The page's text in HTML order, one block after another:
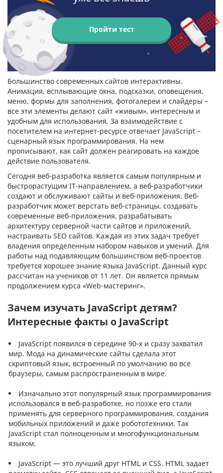
Большинство современных сайтов интерактивны.
Анимация, всплывающие окна, подсказки, оповещения,
меню, формы для заполнения, фотогалереи и слайдеры –
все эти элементы делают сайт «живым», интересным и
удобным для использования. За взаимодействие с
посетителем на интернет-ресурсе отвечает JavaScript –
сценарный язык программирования. На нем
прописывают, как сайт должен реагировать на каждое
действие пользователя.
Сегодня веб-разработка является самым популярным и
быстрорастущим IT-направлением, а веб-разработчики
создают и обслуживают сайты и веб-приложения. Веб-
разработчик может верстать веб-страницы, создавать
современные веб-приложения, разрабатывать
архитектуру серверной части сайтов и приложений,
настраивать SEO сайтов. Каждая из этих задач требует
владения определенным набором навыков и умений. Для
работы над подавляющим большинством веб-проектов
требуется хорошее знание языка JavaScript. Данный курс
рассчитан на учеников от 11 лет. Он является прямым
продолжением курса «Web-мастеринг».
Зачем изучать JavaScript детям?
Интересные факты о JavaScript
JavaScript появился в середине 90-х и сразу захватил
мир. Мода на динамические сайты сделала этот
скриптовый язык, встроенный по умолчанию во все
браузеры, самым распространенным в мире.
Изначально этот популярный язык программирования
использовался в веб-разработке, но позже его стали
применять для серверного программирования, создания
мобильных приложений и даже робототехники. Так
JavaScript стал полноценным и многофункциональным
языком.
JavaScript — это лучший друг HTML и CSS. HTML задает
Пройти тест